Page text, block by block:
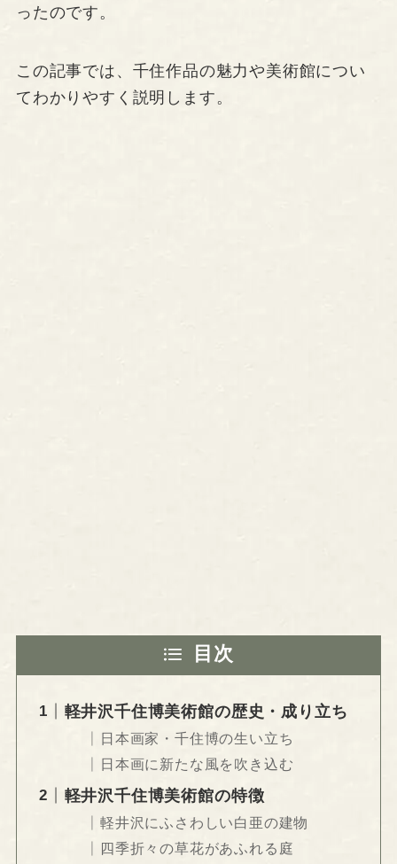
ったのです。
この記事では、千住作品の魅力や美術館につい
てわかりやすく説明します。
目次
軽井沢千住博美術館の歴史・成り立ち
日本画家・千住博の生い立ち
日本画に新たな風を吹き込む
軽井沢千住博美術館の特徴
軽井沢にふさわしい白亜の建物
四季折々の草花があふれる庭